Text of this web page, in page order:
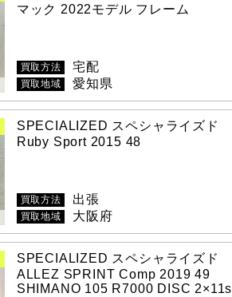
マック 2022モデル フレーム
買取方法 宅配
買取地域 愛知県
SPECIALIZED スペシャライズド
Ruby Sport 2015 48
買取方法 出張
買取地域 大阪府
SPECIALIZED スペシャライズド
ALLEZ SPRINT Comp 2019 49
SHIMANO 105 R7000 DISC 2×11s